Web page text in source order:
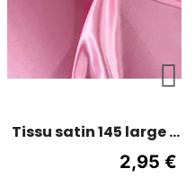
Tissu satin 145 large -
Uni - Rose
2,95 €